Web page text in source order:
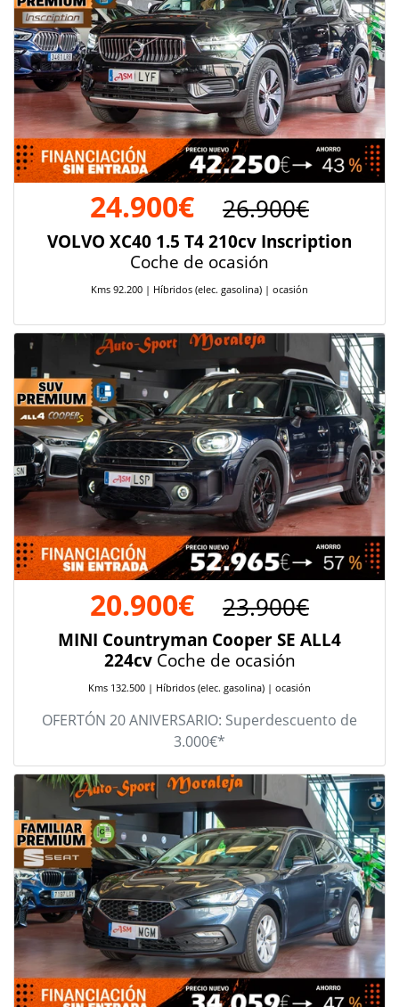
24.900€ 26.900€
VOLVO XC40 1.5 T4 210cv Inscription
Coche de ocasión
Kms 92.200 | Híbridos (elec. gasolina) | ocasión
20.900€ 23.900€
MINI Countryman Cooper SE ALL4
224cvCoche de ocasión
Kms 132.500 | Híbridos (elec. gasolina) | ocasión
OFERTÓN 20 ANIVERSARIO: Superdescuento de
3.000€*